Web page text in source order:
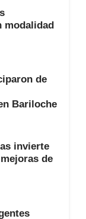
modalidad
de
Bariloche
invierte
de